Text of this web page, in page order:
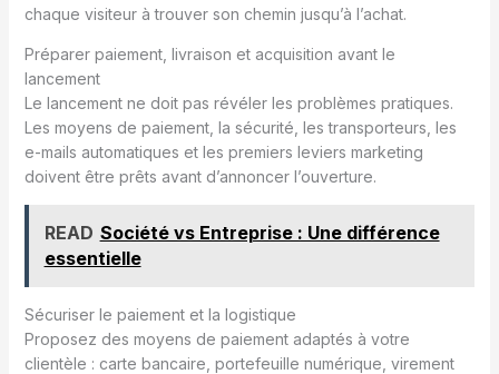
chaque visiteur à trouver son chemin jusqu’à l’achat.
Préparer paiement, livraison et acquisition avant le
lancement
Le lancement ne doit pas révéler les problèmes pratiques.
Les moyens de paiement, la sécurité, les transporteurs, les
e-mails automatiques et les premiers leviers marketing
doivent être prêts avant d’annoncer l’ouverture.
READ Société vs Entreprise : Une différence
essentielle
Sécuriser le paiement et la logistique
Proposez des moyens de paiement adaptés à votre
clientèle : carte bancaire, portefeuille numérique, virement